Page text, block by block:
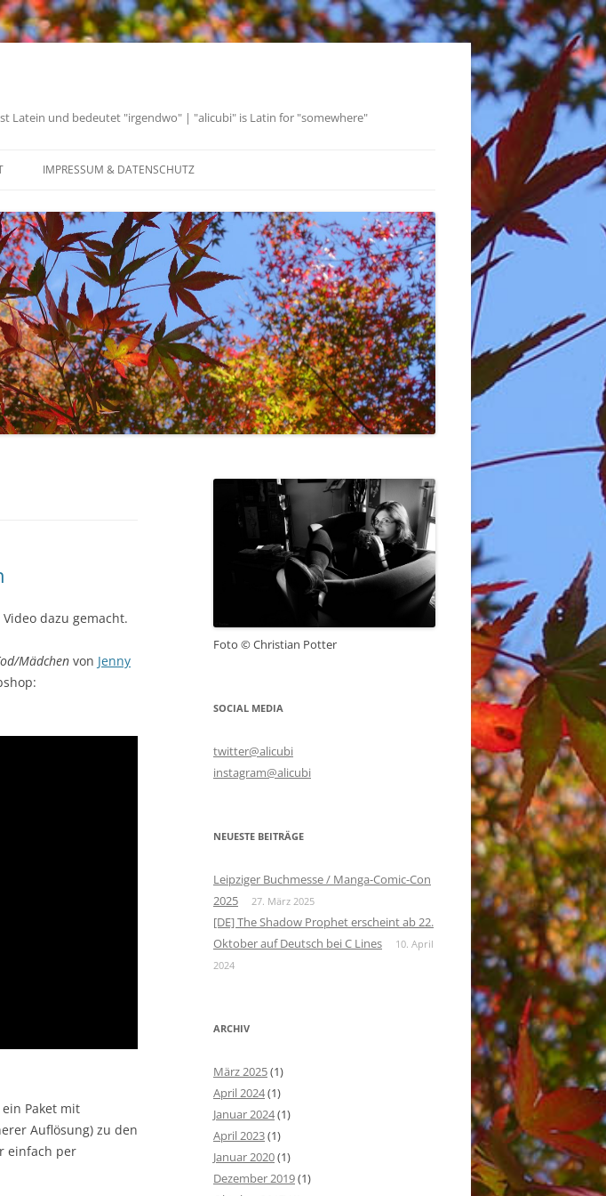
Latein und bedeutet "irgendwo" | "alicubi" is Latin for "somewhere"
IMPRESSUM & DATENSCHUTZ
dazu gemacht.
Mädchen von Jenny
Paket mit
Auflösung) zu den
einfach per
Foto © Christian Potter
SOCIAL MEDIA
twitter@alicubi
instagram@alicubi
NEUESTE BEITRÄGE
Leipziger Buchmesse / Manga-Comic-Con
2025
27. März 2025
[DE] The Shadow Prophet erscheint ab 22.
Oktober auf Deutsch bei C Lines
10. April
2024
ARCHIV
März 2025(1)
April 2024(1)
Januar 2024(1)
April 2023(1)
Januar 2020(1)
Dezember 2019(1)